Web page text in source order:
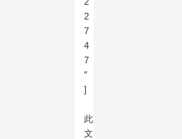
2
7
4
7
″
]
此
文